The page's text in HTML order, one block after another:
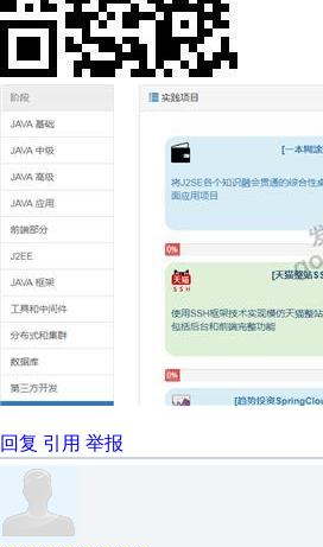
回复 引用 举报